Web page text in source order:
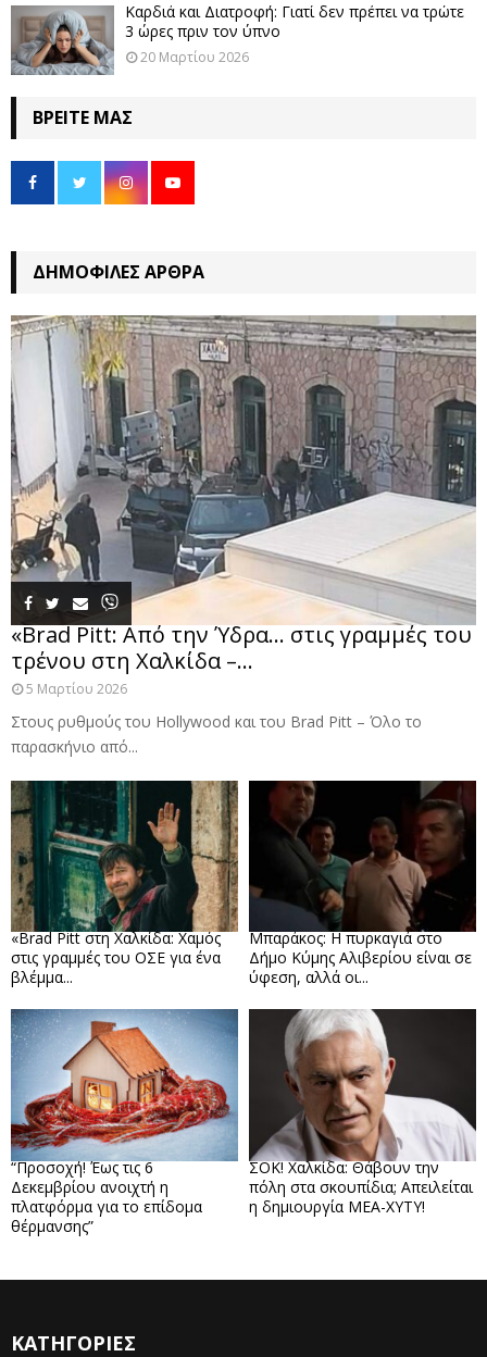
Καρδιά και Διατροφή: Γιατί δεν πρέπει να τρώτε
3 ώρες πριν τον ύπνο
20 Μαρτίου 2026
ΒΡΕΊΤΕ ΜΑΣ
ΔΗΜΟΦΙΛΈΣ ΆΡΘΡΑ
«Brad Pitt: Από την Ύδρα… στις γραμμές του
τρένου στη Χαλκίδα –...
5 Μαρτίου 2026
Στους ρυθμούς του Hollywood και του Brad Pitt – Όλο το
παρασκήνιο από...
«Brad Pitt στη Χαλκίδα: Χαμός
στις γραμμές του ΟΣΕ για ένα
βλέμμα...
Μπαράκος: Η πυρκαγιά στο
Δήμο Κύμης Αλιβερίου είναι σε
ύφεση, αλλά οι...
“Προσοχή! Έως τις 6
Δεκεμβρίου ανοιχτή η
πλατφόρμα για το επίδομα
θέρμανσης”
ΣΟΚ! Χαλκίδα: Θάβουν την
πόλη στα σκουπίδια; Απειλείται
η δημιουργία ΜΕΑ-ΧΥΤΥ!
ΚΑΤΗΓΟΡΙΕΣ